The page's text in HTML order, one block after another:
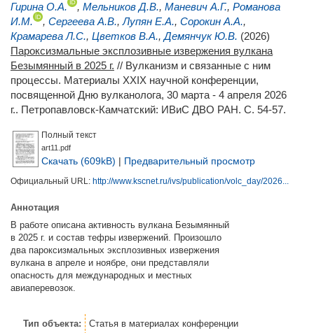
Гирина О.А. , Мельников Д.В., Маневич А.Г., Романова
И.М.
, Сергеева А.В.,Лупян Е.А., Сорокин А.А.,
Крамарева Л.С., Цветков В.А.,Демянчук Ю.В. (2026)
Пароксизмальные эксплозивные извержения вулкана
Безымянный в 2025 г. // Вулканизм и связанные с ним
процессы. Материалы XXIX научной конференции,
посвященной Дню вулканолога, 30 марта - 4 апреля 2026
г.. Петропавловск-Камчатский: ИВиС ДВО РАН. С. 54-57.
Полный текст
art11.pdf
Скачать (609kB) | Предварительный просмотр
Официальный URL: http://www.kscnet.ru/ivs/publication/volc_day/2026...
Аннотация
В работе описана активность вулкана Безымянный
в 2025 г. и состав тефры извержений. Произошло
два пароксизмальных эксплозивных извержения
вулкана в апреле и ноябре, они представляли
опасность для международных и местных
авиаперевозок.
Тип объекта: Статья в материалах конференции